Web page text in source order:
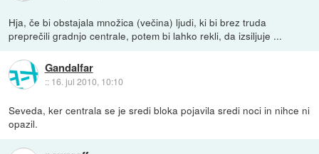
Hja, če bi obstajala množica (večina) ljudi, ki bi brez truda
preprečili gradnjo centrale, potem bi lahko rekli, da izsiljuje ...
Gandalfar
:: 16. jul 2010, 10:10
Seveda, ker centrala se je sredi bloka pojavila sredi noci in nihce ni
opazil.